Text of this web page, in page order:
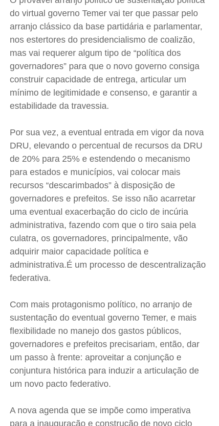
do virtual governo Temer vai ter que passar pelo
arranjo clássico da base partidária e parlamentar,
nos estertores do presidencialismo de coalizão,
mas vai requerer algum tipo de “política dos
governadores” para que o novo governo consiga
construir capacidade de entrega, articular um
mínimo de legitimidade e consenso, e garantir a
estabilidade da travessia.
Por sua vez, a eventual entrada em vigor da nova
DRU, elevando o percentual de recursos da DRU
de 20% para 25% e estendendo o mecanismo
para estados e municípios, vai colocar mais
recursos “descarimbados” à disposição de
governadores e prefeitos. Se isso não acarretar
uma eventual exacerbação do ciclo de incúria
administrativa, fazendo com que o tiro saia pela
culatra, os governadores, principalmente, vão
adquirir maior capacidade política e
administrativa.É um processo de descentralização
federativa.
Com mais protagonismo político, no arranjo de
sustentação do eventual governo Temer, e mais
flexibilidade no manejo dos gastos públicos,
governadores e prefeitos precisariam, então, dar
um passo à frente: aproveitar a conjunção e
conjuntura histórica para induzir a articulação de
um novo pacto federativo.
A nova agenda que se impõe como imperativa
para a inauguração e construção de novo ciclo